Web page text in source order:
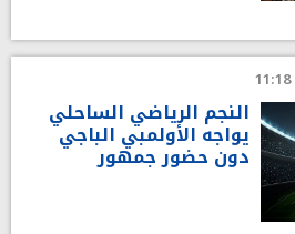
النجم الرياضي الساحلي
يواجه الأولمبي الباجي
دون حضور جمهور